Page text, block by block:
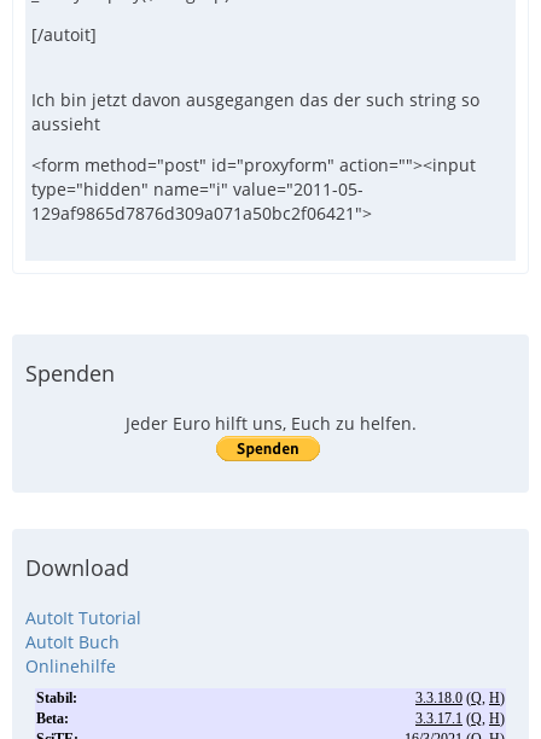
[/autoit]
Ich bin jetzt davon ausgegangen das der such string so
aussieht
<form method="post" id="proxyform" action=""><input
type="hidden" name="i" value="2011-05-
129af9865d7876d309a071a50bc2f06421">
Spenden
Jeder Euro hilft uns, Euch zu helfen.
Download
AutoIt Tutorial
AutoIt Buch
Onlinehilfe